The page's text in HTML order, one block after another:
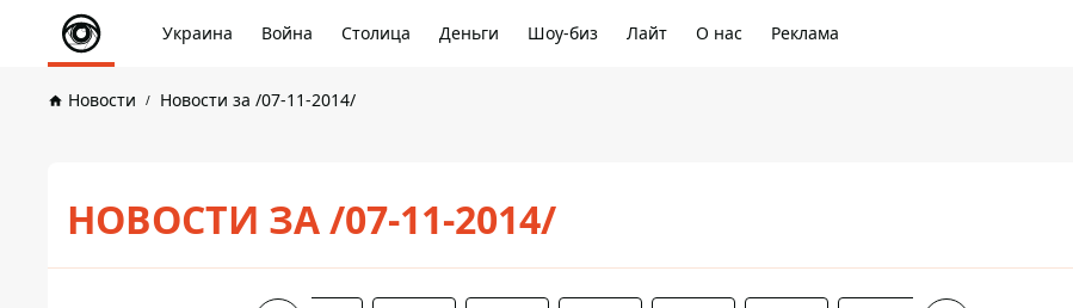
Украина Война Столица Деньги Шоу-биз Лайт О нас Реклама
Новости Новости за /07-11-2014/
НОВОСТИ ЗА /07-11-2014/